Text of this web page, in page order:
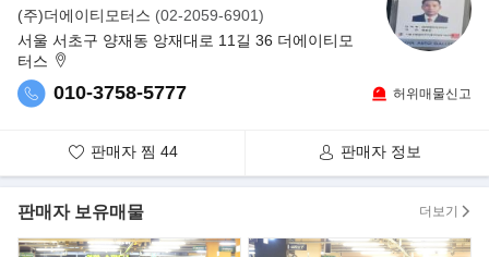
(주)더에이티모터스 (02-2059-6901)
서울 서초구 양재동 앙재대로 11길 36 더에이티모
터스
010-3758-5777 허위매물신고
판매자 찜 44 판매자 정보
판매자 보유매물 더보기